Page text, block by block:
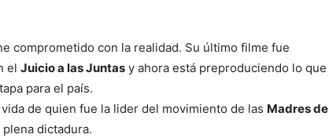
comprometido con la realidad. Su último filme fue
el Juicio a las Juntas y ahora está preproduciendo lo que
para el país.
de quien fue la lider del movimiento de las Madres de
dictadura.